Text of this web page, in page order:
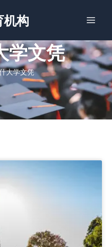
机构
学‌‌‌‌文凭
大学‌‌‌‌文凭